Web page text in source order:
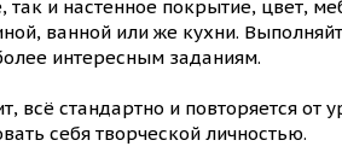
и настенное покрытие, цвет,
ванной или же кухни.
интересным заданиям.
всё стандартно и повторяется
себя творческой личностью.